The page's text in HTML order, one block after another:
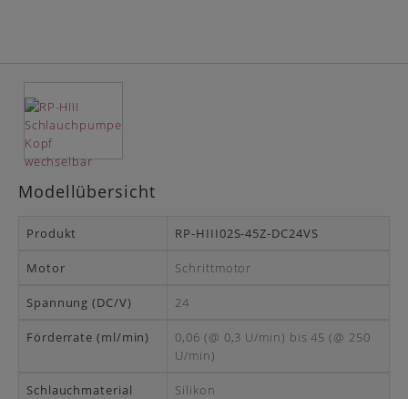
Modellübersicht
RP-HIII02S-45Z-DC24VS
Schrittmotor
24
0,06 (@ 0,3 U/min) bis 45 (@ 250
U/min)
Silikon